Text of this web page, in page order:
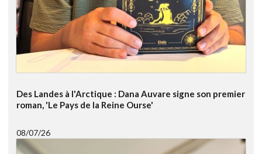
Des Landes à l'Arctique : Dana Auvare signe son premier
roman, 'Le Pays de la Reine Ourse'
08/07/26